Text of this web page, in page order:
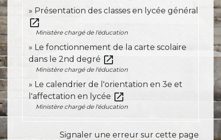
Présentation des classes en lycée général
open_in_new
Ministère chargé de l'éducation
Le fonctionnement de la carte scolaire
dans le 2nd degré open_in_new
Ministère chargé de l'éducation
Le calendrier de l'orientation en 3e et
l'affectation en lycée open_in_new
Ministère chargé de l'éducation
Signaler une erreur sur cette page